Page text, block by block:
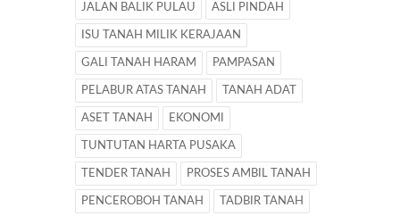
JALAN BALIK PULAU ASLI PINDAH
ISU TANAH MILIK KERAJAAN
GALI TANAH HARAM PAMPASAN
PELABUR ATAS TANAH TANAH ADAT
ASET TANAH EKONOMI
TUNTUTAN HARTA PUSAKA
TENDER TANAH PROSES AMBIL TANAH
PENCEROBOH TANAH TADBIR TANAH